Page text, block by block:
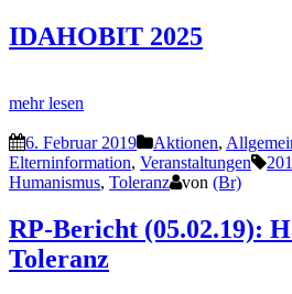
IDAHOBIT 2025
mehr lesen
6. Februar 2019 Aktionen,
Elterninformation, Veranstaltungen
Humanismus, Toleranz von (Br)
RP-Bericht (05.02.19):
Toleranz